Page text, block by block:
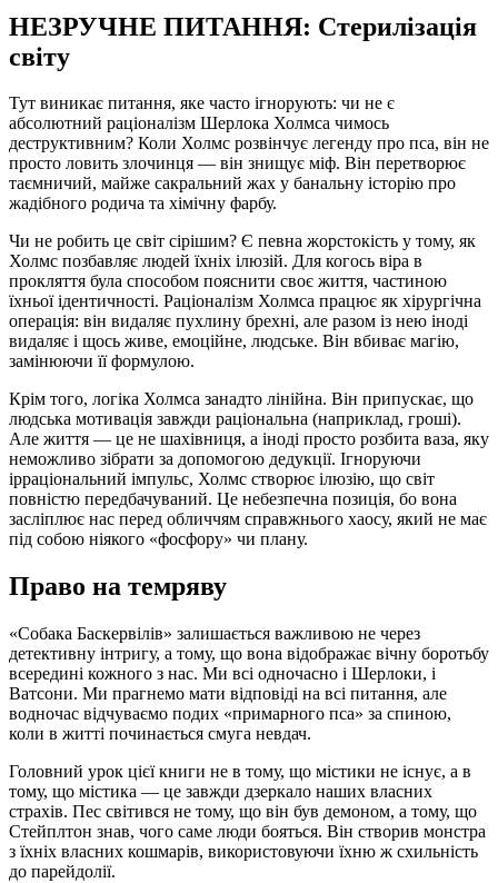
НЕЗРУЧНЕ ПИТАННЯ: Стерилізація
світу
Тут виникає питання, яке часто ігнорують: чи не є
абсолютний раціоналізм Шерлока Холмса чимось
деструктивним? Коли Холмс розвінчує легенду про пса, він не
просто ловить злочинця — він знищує міф. Він перетворює
таємничий, майже сакральний жах у банальну історію про
жадібного родича та хімічну фарбу.
Чи не робить це світ сірішим? Є певна жорстокість у тому, як
Холмс позбавляє людей їхніх ілюзій. Для когось віра в
прокляття була способом пояснити своє життя, частиною
їхньої ідентичності. Раціоналізм Холмса працює як хірургічна
операція: він видаляє пухлину брехні, але разом із нею іноді
видаляє і щось живе, емоційне, людське. Він вбиває магію,
замінюючи її формулою.
Крім того, логіка Холмса занадто лінійна. Він припускає, що
людська мотивація завжди раціональна (наприклад, гроші).
Але життя — це не шахівниця, а іноді просто розбита ваза, яку
неможливо зібрати за допомогою дедукції. Ігноруючи
ірраціональний імпульс, Холмс створює ілюзію, що світ
повністю передбачуваний. Це небезпечна позиція, бо вона
засліплює нас перед обличчям справжнього хаосу, який не має
під собою ніякого «фосфору» чи плану.
Право на темряву
«Собака Баскервілів» залишається важливою не через
детективну інтригу, а тому, що вона відображає вічну боротьбу
всередині кожного з нас. Ми всі одночасно і Шерлоки, і
Ватсони. Ми прагнемо мати відповіді на всі питання, але
водночас відчуваємо подих «примарного пса» за спиною,
коли в житті починається смуга невдач.
Головний урок цієї книги не в тому, що містики не існує, а в
тому, що містика — це завжди дзеркало наших власних
страхів. Пес світився не тому, що він був демоном, а тому, що
Стейплтон знав, чого саме люди бояться. Він створив монстра
з їхніх власних кошмарів, використовуючи їхню ж схильність
до парейдолії.